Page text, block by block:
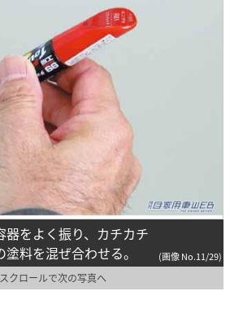
をよく振り、カチカチ
料を混ぜ合わせる。
(画像 No.11/29)
クロールで次の写真へ